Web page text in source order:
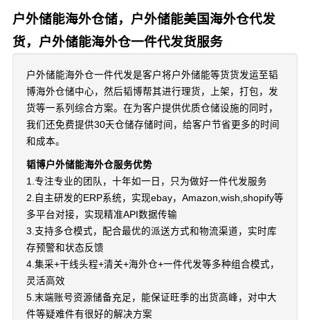
户外储能海外仓储，户外储能美国海外仓代发
货，户外储能海外仓一件代发货服务
户外储能海外仓一件代发是客户将户外储能等货货发运至韬
博海外仓储中心，然后韬博帮其进行理货，上架，打包，发
货等一系列综合方案。在为客户提供优质仓储设施的同时，
我们还免费提供30天仓储存储时间，给客户节省更多的时间
和成本。
韬博户外储能海外仓服务优势
1.专注专业的团队，十年如一日，只为做好一件代发服务
2.自主研发的ERP系统，实现ebay，Amazon,wish,shopify等
多平台对接，实现精准API数据传输
3.支持多仓模式，配合最优的派送方式和物流渠道，实时库
存预警和状态反馈
4.集采+干线头程+清关+海外仓+一件代发等多种组合模式，
灵活高效
5.末端账号资源储备充足，能保证旺季的出货高峰，对中大
件等疑难件有很好的解决方案